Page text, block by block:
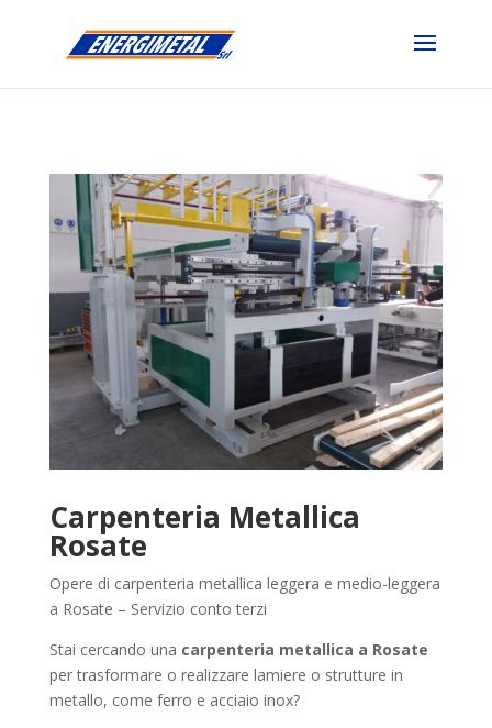
Carpenteria Metallica
Rosate
Opere di carpenteria metallica leggera e medio-leggera
a Rosate – Servizio conto terzi
Stai cercando una carpenteria metallica a Rosate
per trasformare o realizzare lamiere o strutture in
metallo, come ferro e acciaio inox?